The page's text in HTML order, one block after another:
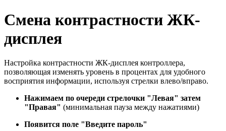
Смена контрастности ЖК-
дисплея
Настройка контрастности ЖК-дисплея контроллера,
позволяющая изменять уровень в процентах для удобного
восприятия информации, используя стрелки влево/вправо.
Нажимаем по очереди стрелочки "Левая" затем
"Правая" (минимальная пауза между нажатиями)
Появится поле "Введите пароль"